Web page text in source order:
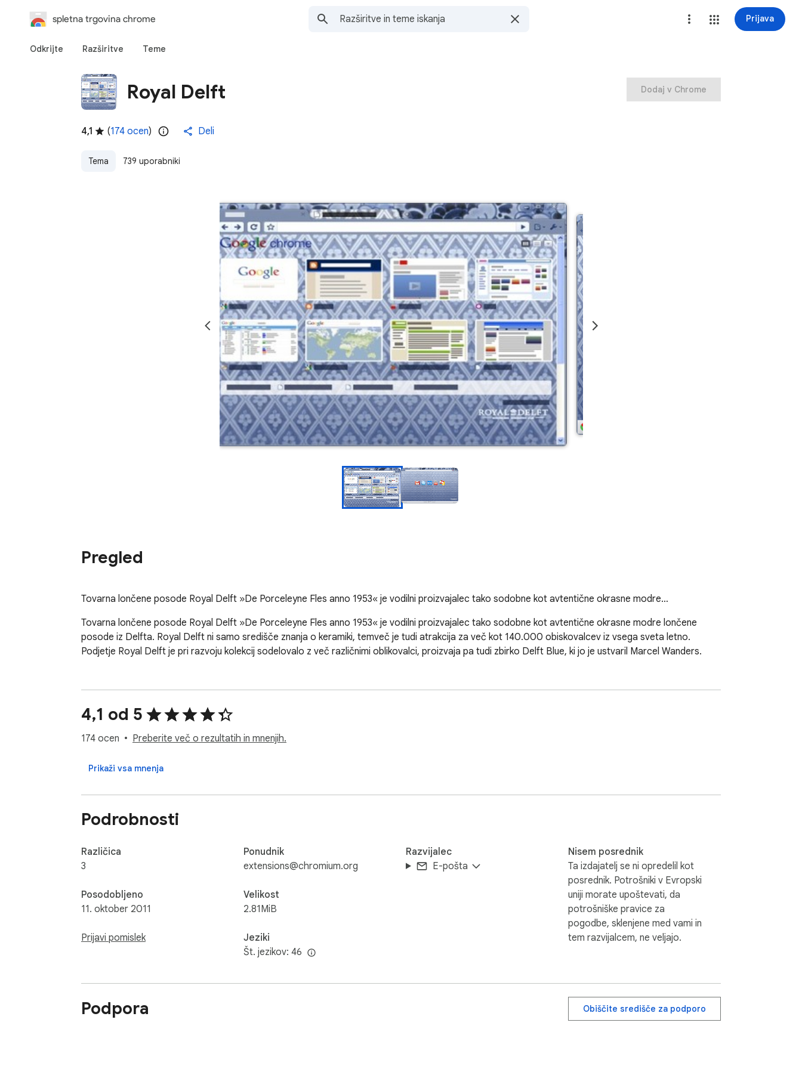
spletna trgovina chrome Prijava
Odkrijte Razširitve Teme
Royal Delft
4,1 (174 ocen) Deli
Tema 739 uporabniki
Dodaj v Chrome
Pregled
Tovarna lončene posode Royal Delft »De Porceleyne Fles anno 1953« je vodilni proizvajalec tako sodobne kot avtentične okrasne modre…
Tovarna lončene posode Royal Delft »De Porceleyne Fles anno 1953« je vodilni proizvajalec tako sodobne kot avtentične okrasne modre lončene
posode iz Delfta. Royal Delft ni samo središče znanja o keramiki, temveč je tudi atrakcija za več kot 140.000 obiskovalcev iz vsega sveta letno.
Podjetje Royal Delft je pri razvoju kolekcij sodelovalo z več različnimi oblikovalci, proizvaja pa tudi zbirko Delft Blue, ki jo je ustvaril Marcel Wanders.
4,1 od 5
174 ocen Preberite več o rezultatih in mnenjih.
Prikaži vsa mnenja
Podrobnosti
Različica
3
Posodobljeno
11. oktober 2011
Prijavi pomislek
Ponudnik
extensions@chromium.org
Velikost
2.81MiB
Jeziki
Št. jezikov: 46
Razvijalec
E-pošta
Nisem posrednik
Ta izdajatelj se ni opredelil kot
posrednik. Potrošniki v Evropski
uniji morate upoštevati, da
potrošniške pravice za
pogodbe, sklenjene med vami in
tem razvijalcem, ne veljajo.
Podpora Obiščite središče za podporo